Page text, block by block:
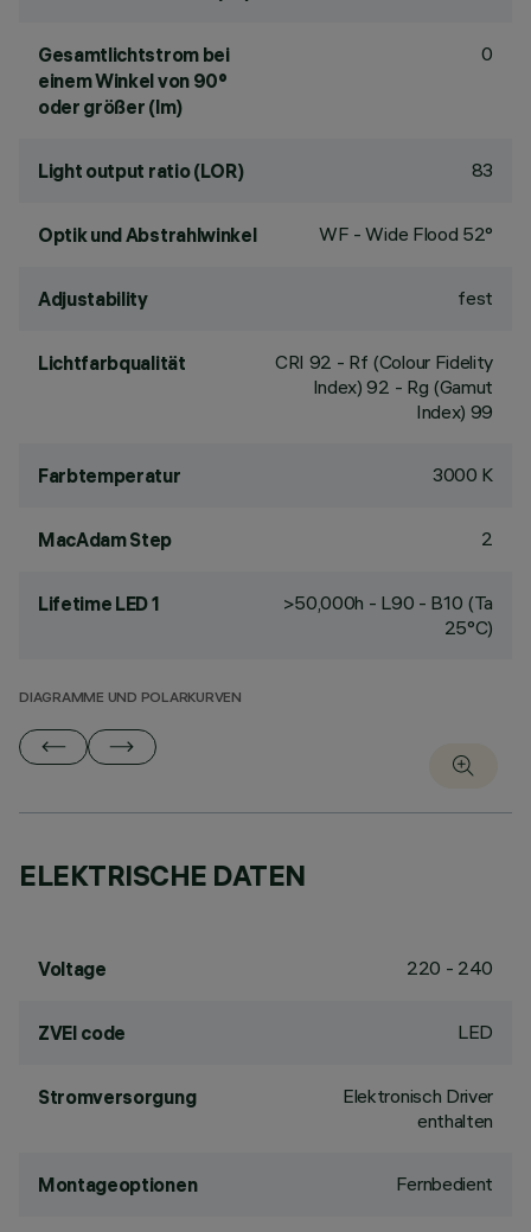
Gesamtlichtstrom bei
einem Winkel von 90°
oder größer (lm)
0
Light output ratio (LOR) 83
Optik und Abstrahlwinkel WF - Wide Flood 52°
Adjustability fest
Lichtfarbqualität CRI 92 - Rf (Colour Fidelity
Index) 92 - Rg (Gamut
Index) 99
Farbtemperatur 3000 K
MacAdam Step 2
Lifetime LED 1
>50,000h - L90 - B10 (Ta
25°C)
DIAGRAMME UND POLARKURVEN
ELEKTRISCHE DATEN
Voltage 220 - 240
ZVEI code LED
Stromversorgung
Elektronisch Driver
enthalten
Montageoptionen Fernbedient